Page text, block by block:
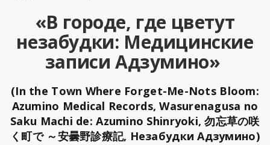
«В городе, где цветут
незабудки: Медицинские
записи Адзумино»
(In the Town Where Forget-Me-Nots Bloom:
Azumino Medical Records, Wasurenagusa no
Saku Machi de: Azumino Shinryoki, 勿忘草の咲
く町で ～安曇野診療記, Незабудки Адзумино)